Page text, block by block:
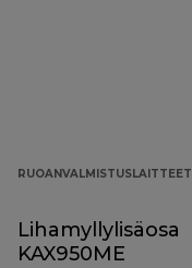
RUOANVALMISTUSLAITTEET
Lihamyllylisäosa
KAX950ME